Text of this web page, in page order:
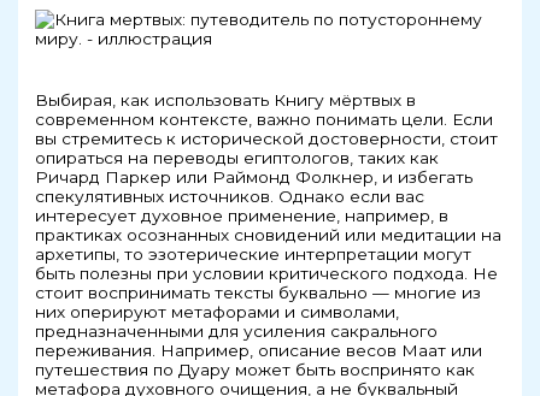
Выбирая, как использовать Книгу мёртвых в
современном контексте, важно понимать цели. Если
вы стремитесь к исторической достоверности, стоит
опираться на переводы египтологов, таких как
Ричард Паркер или Раймонд Фолкнер, и избегать
спекулятивных источников. Однако если вас
интересует духовное применение, например, в
практиках осознанных сновидений или медитации на
архетипы, то эзотерические интерпретации могут
быть полезны при условии критического подхода. Не
стоит воспринимать тексты буквально — многие из
них оперируют метафорами и символами,
предназначенными для усиления сакрального
переживания. Например, описание весов Маат или
путешествия по Дуару может быть воспринято как
метафора духовного очищения, а не буквальный